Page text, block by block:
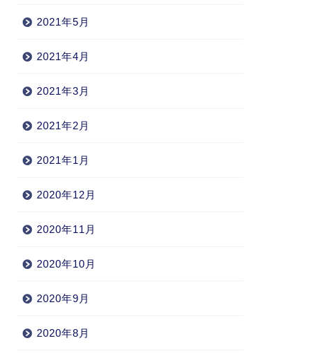
2021年5月
2021年4月
2021年3月
2021年2月
2021年1月
2020年12月
2020年11月
2020年10月
2020年9月
2020年8月